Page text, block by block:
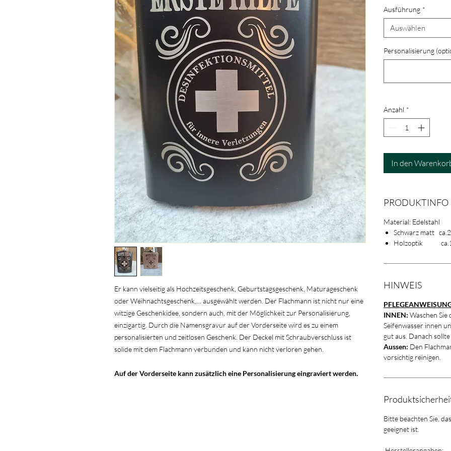
Er kann vielseitig als Hochzeitsgeschenk, Geburtstagsgeschenk, Maturageschenk
oder Weihnachtsgeschenk,… ausgewählt werden. Der Flachmann ist nicht nur eine
witzige Geschenkidee, sondern auch, mit der Möglichkeit zur Personalisierung,
einzigartig. Durch die Namensgravur auf der Vorderseite wird es zu einem
personalisierten und zeitlosen Geschenk. Der Deckel mit Schraubverschluss ist
solide mit dem Flachmann verbunden und kann nicht verloren gehen.
Auf der Vorderseite kann zusätzlich eine Personalisierung eingraviert werden.
Ausführung *
Auswählen
Personalisierung
Anzahl *
In den
PRODUKTINFO
Material: Edelstahl
Schwarz matt
Holzoptik
HINWEIS
INNEN: Waschen Sie
Seifenwasser innen
gut aus. Danach
Aussen: Den
vorsichtig reinigen.
Bitte beachten Sie,
geeignet ist.